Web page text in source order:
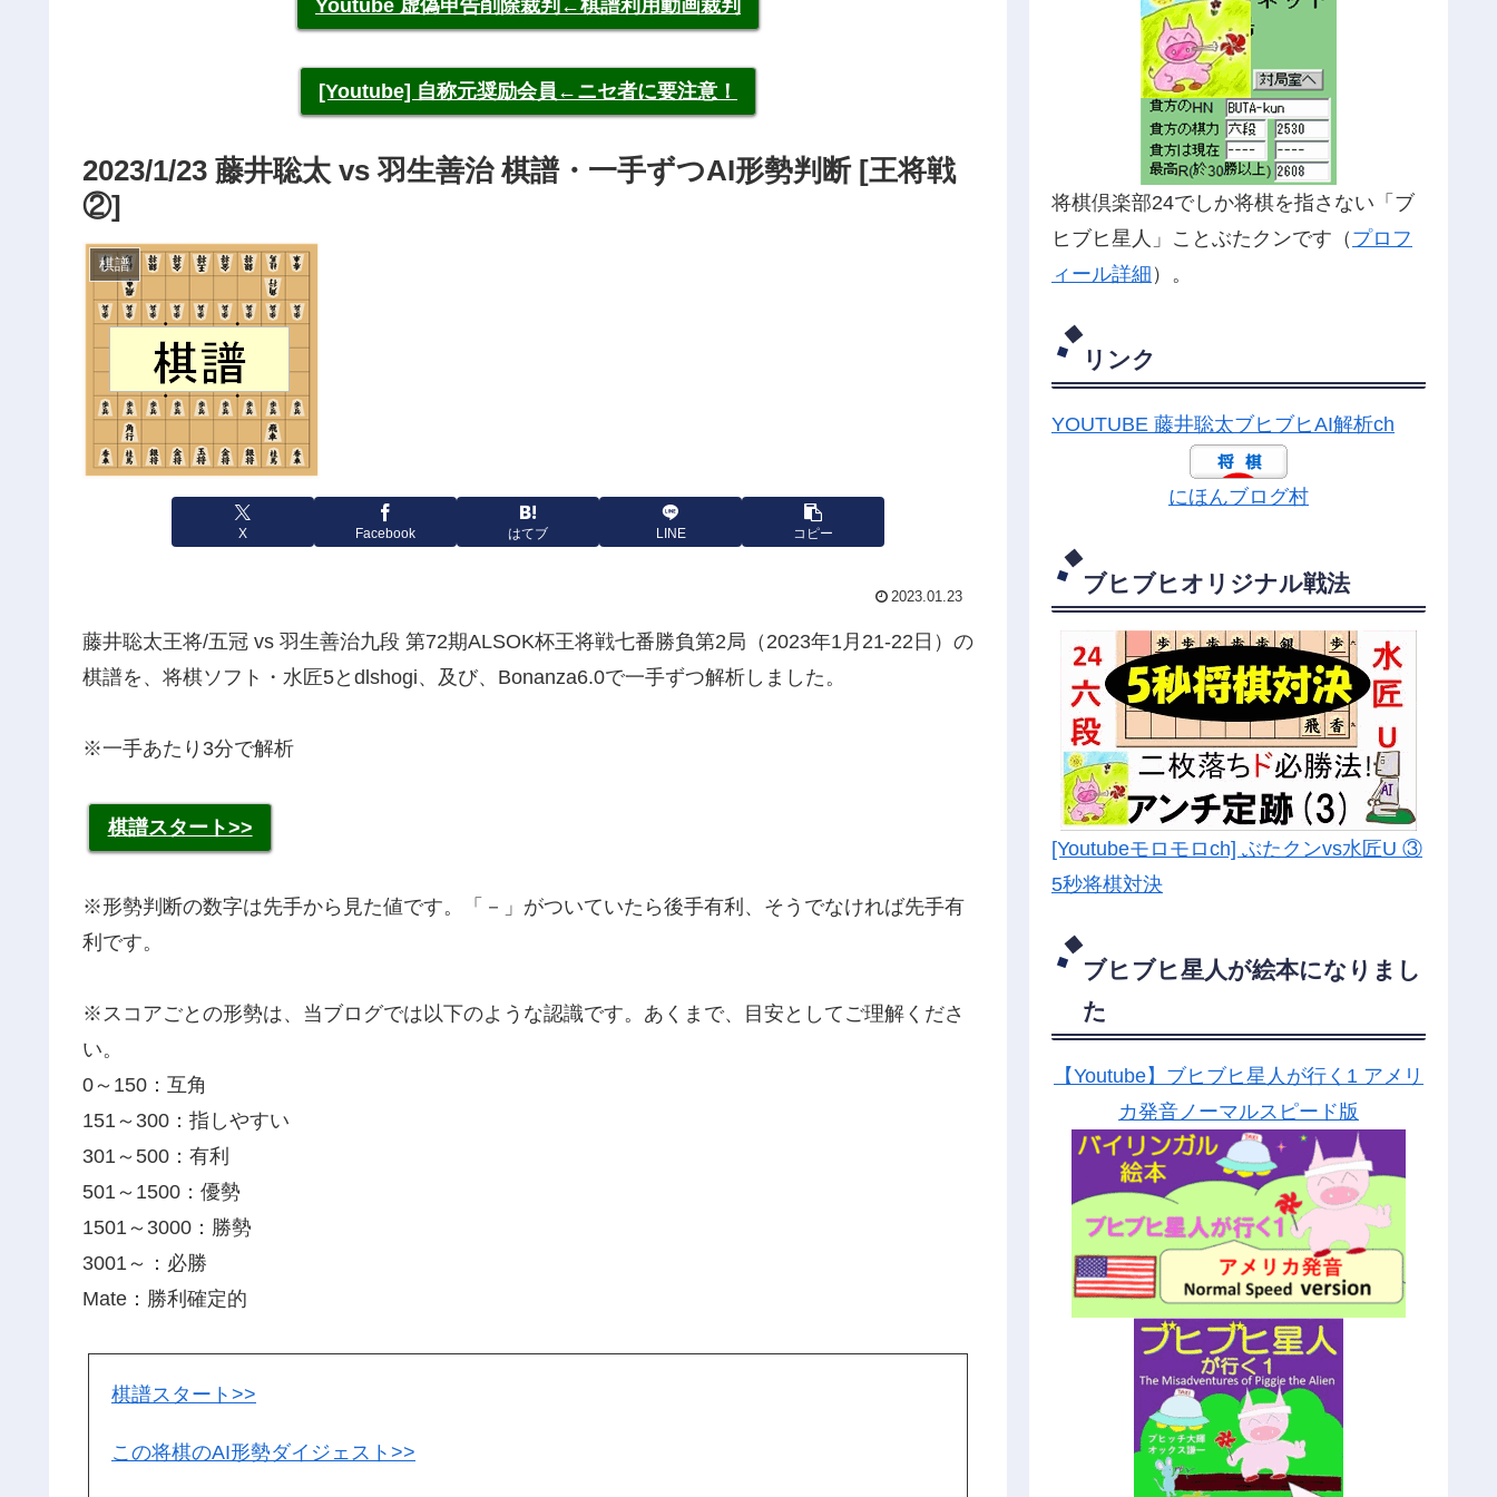
Youtube 虚偽申告削除裁判←棋譜利用動画裁判
[Youtube] 自称元奨励会員←ニセ者に要注意！
2023/1/23 藤井聡太 vs 羽生善治 棋譜・一手ずつAI形勢判断 [王将戦
②]
棋譜
X Facebook はてブ LINE コピー
2023.01.23
藤井聡太王将/五冠 vs 羽生善治九段 第72期ALSOK杯王将戦七番勝負第2局（2023年1月21-22日）の
棋譜を、将棋ソフト・水匠5とdlshogi、及び、Bonanza6.0で一手ずつ解析しました。
※一手あたり3分で解析
棋譜スタート>>
※形勢判断の数字は先手から見た値です。「－」がついていたら後手有利、そうでなければ先手有
利です。
※スコアごとの形勢は、当ブログでは以下のような認識です。あくまで、目安としてご理解くださ
い。
0～150：互角
151～300：指しやすい
301～500：有利
501～1500：優勢
1501～3000：勝勢
3001～：必勝
Mate：勝利確定的
棋譜スタート>>
この将棋のAI形勢ダイジェスト>>
将棋倶楽部24でしか将棋を指さない「ブ
ヒブヒ星人」ことぶたクンです（ プロフ
ィール詳細 ）。
リンク
YOUTUBE 藤井聡太ブヒブヒAI解析ch
にほんブログ村
ブヒブヒオリジナル戦法
[Youtubeモロモロch] ぶたクンvs水匠U ③
5秒将棋対決
ブヒブヒ星人が絵本になりまし
た
【Youtube】ブヒブヒ星人が行く1 アメリ
カ発音ノーマルスピード版